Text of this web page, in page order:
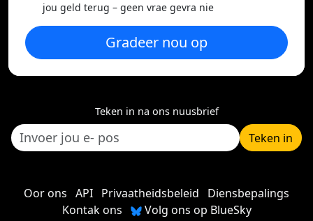
jou geld terug – geen vrae gevra nie
Gradeer nou op
Teken in na ons nuusbrief
Teken in
Oor ons API Privaatheidsbeleid
Diensbepalings
Kontak ons
Volg ons op BlueSky